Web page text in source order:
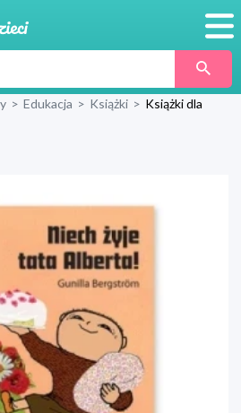
Produkty
Wyprawka
> Edukacja > Książki > Książki dla